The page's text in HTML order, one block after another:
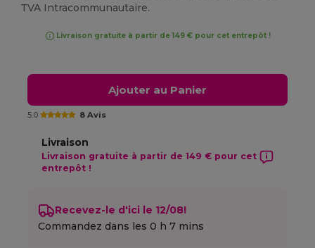
TVA Intracommunautaire.
Livraison gratuite à partir de 149 € pour cet entrepôt !
Ajouter au Panier
5.0 8 Avis
Livraison
Livraison gratuite à partir de 149 € pour cet
entrepôt !
Recevez-le d'ici le 12/08!
Commandez dans les0 h 7 mins